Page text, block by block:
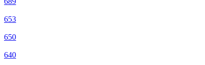
653
650
640